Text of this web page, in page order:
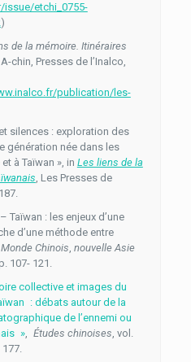
etchi_0755-
)
de la mémoire. Itinéraires
chin, Presses de l’Inalco,
publication/les-
silences : exploration des
génération née dans les
à Taïwan », in Les liens de la
, Les Presses de
Taïwan : les enjeux d’une
d’une méthode entre
Monde Chinois, nouvelle Asie
107- 121.
collective et images du
: débats autour de la
de l’ennemi ou
», Études chinoises, vol.
177.